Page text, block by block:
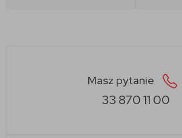
Masz pytanie
33 870 11 00